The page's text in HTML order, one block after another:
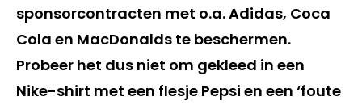
sponsorcontracten met o.a. Adidas, Coca
Cola en MacDonalds te beschermen.
Probeer het dus niet om gekleed in een
Nike-shirt met een flesje Pepsi en een ‘foute